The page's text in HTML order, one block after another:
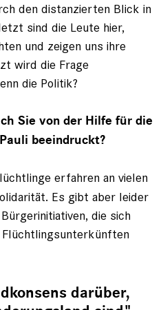
den distanzierten Blick in
sind die Leute hier,
und zeigen uns ihre
wird die Frage
die Politik?
Sie von der Hilfe für die
beeindruckt?
erfahren an vielen
Es gibt aber leider
die sich
Flüchtlingsunterkünften
darüber,